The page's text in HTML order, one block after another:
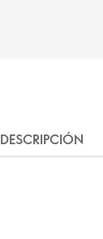
DESCRIPCIÓN